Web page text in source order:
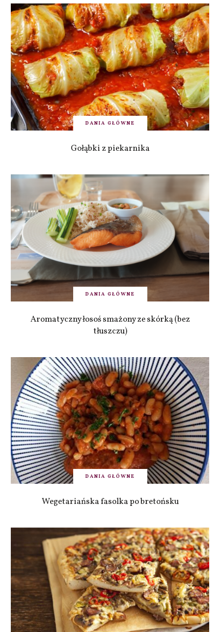
DANIA GŁÓWNE
Gołąbki z piekarnika
DANIA GŁÓWNE
Aromatyczny łosoś smażony ze skórką (bez
tłuszczu)
DANIA GŁÓWNE
Wegetariańska fasolka po bretońsku